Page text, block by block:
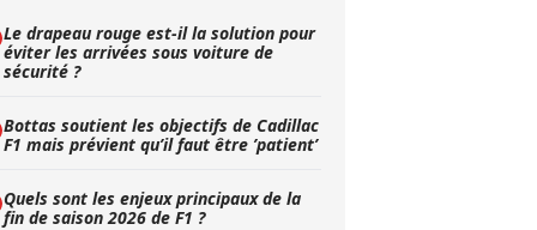
Le drapeau rouge est-il la solution pour
éviter les arrivées sous voiture de
sécurité ?
Bottas soutient les objectifs de Cadillac
F1 mais prévient qu’il faut être ’patient’
Quels sont les enjeux principaux de la
fin de saison 2026 de F1 ?